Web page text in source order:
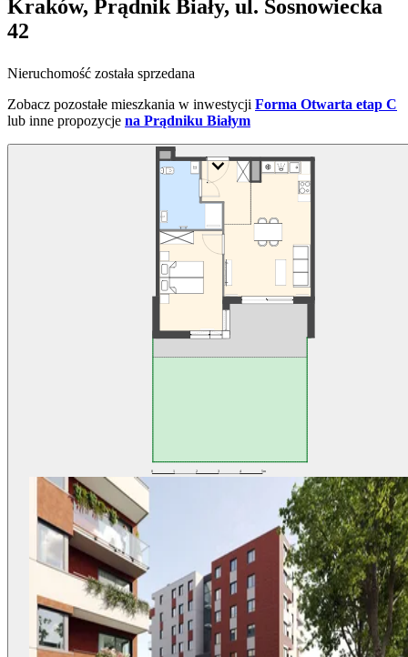
Kraków, Prądnik Biały, ul. Sosnowiecka
42
Nieruchomość została sprzedana
Zobacz pozostałe mieszkania w inwestycji Forma Otwarta etap C
lub inne propozycje na Prądniku Białym